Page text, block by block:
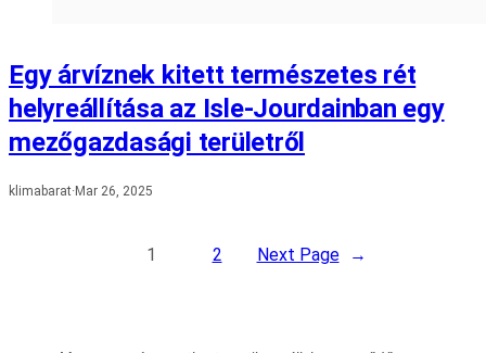
Egy árvíznek kitett természetes rét
helyreállítása az Isle-Jourdainban egy
mezőgazdasági területről
klimabarat· Mar 26, 2025
1 2 Next Page →